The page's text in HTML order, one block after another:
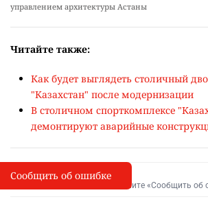
управлением архитектуры Астаны
Читайте также:
Как будет выглядеть столичный
"Казахстан" после модернизации
В столичном спорткомплексе
демонтируют аварийные
I
Сообщить об опечатке
Выделите фрагмент и нажмите «Сообщить об
Сообщить об ошибке